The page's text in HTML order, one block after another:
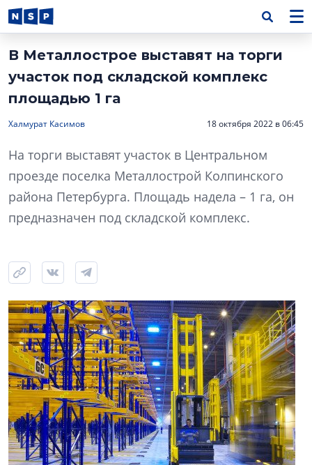
В Металлострое выставят на торги
участок под складской комплекс
площадью 1 га
Халмурат Касимов 18 октября 2022 в 06:45
На торги выставят участок в Центральном
проезде поселка Металлострой Колпинского
района Петербурга. Площадь надела – 1 га, он
предназначен под складской комплекс.